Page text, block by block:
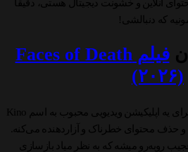
آنلاین و خشونت دیجیتال هستی، دقیقاً
که دنبالشی!
فیلم Faces of Death
(۲۰۲۶)
مارگو رومرو — یه مدیر محتوا برای یه اپلیکیشن ویدیویی محبوب به اسم Kino
محتوای خطرناک و آزاردهنده می‌کنه.
روبه‌رو میشه که به نظر میاد بازسازی